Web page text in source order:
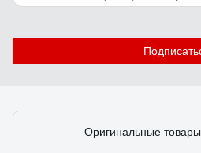
Оригинальные